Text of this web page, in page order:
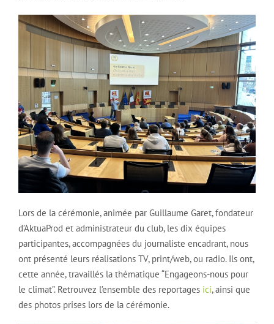
Lors de la cérémonie, animée par Guillaume Garet, fondateur
d’AktuaProd et administrateur du club, les dix équipes
participantes, accompagnées du journaliste encadrant, nous
ont présenté leurs réalisations TV, print/web, ou radio. Ils ont,
cette année, travaillés la thématique “Engageons-nous pour
le climat”. Retrouvez l’ensemble des reportages ici, ainsi que
des photos prises lors de la cérémonie.